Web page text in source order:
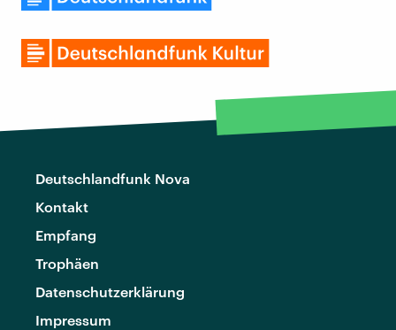
Deutschlandfunk Nova
Kontakt
Empfang
Trophäen
Datenschutzerklärung
Impressum